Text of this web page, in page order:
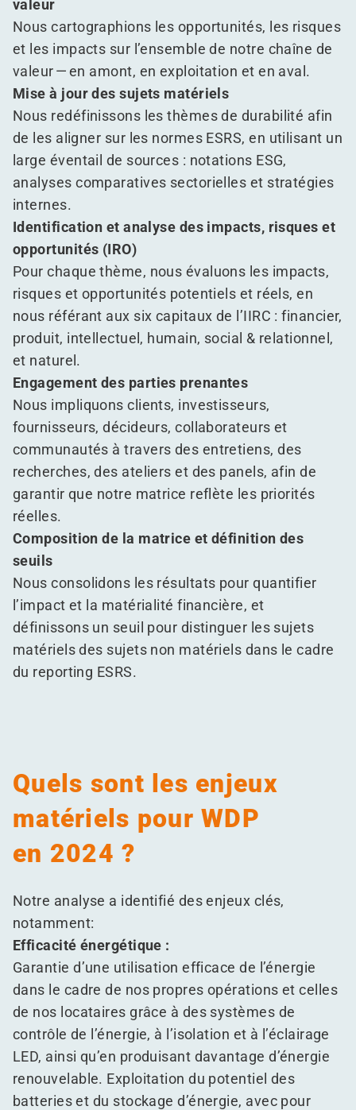
valeur
Nous cartographions les opportunités, les risques
et les impacts sur l’ensemble de notre chaîne de
valeur — en amont, en exploitation et en aval.
Mise à jour des sujets matériels
Nous redéfinissons les thèmes de durabilité afin
de les aligner sur les normes ESRS, en utilisant un
large éventail de sources : notations ESG,
analyses comparatives sectorielles et stratégies
internes.
Identification et analyse des impacts, risques et
opportunités (IRO)
Pour chaque thème, nous évaluons les impacts,
risques et opportunités potentiels et réels, en
nous référant aux six capitaux de l’IIRC : financier,
produit, intellectuel, humain, social & relationnel,
et naturel.
Engagement des parties prenantes
Nous impliquons clients, investisseurs,
fournisseurs, décideurs, collaborateurs et
communautés à travers des entretiens, des
recherches, des ateliers et des panels, afin de
garantir que notre matrice reflète les priorités
réelles.
Composition de la matrice et définition des
seuils
Nous consolidons les résultats pour quantifier
l’impact et la matérialité financière, et
définissons un seuil pour distinguer les sujets
matériels des sujets non matériels dans le cadre
du reporting ESRS.
Quels sont les enjeux
matériels pour WDP
en 2024 ?
Notre analyse a identifié des enjeux clés,
notamment:
Efficacité énergétique :
Garantie d’une utilisation efficace de l’énergie
dans le cadre de nos propres opérations et celles
de nos locataires grâce à des systèmes de
contrôle de l’énergie, à l’isolation et à l’éclairage
LED, ainsi qu’en produisant davantage d’énergie
renouvelable. Exploitation du potentiel des
batteries et du stockage d’énergie, avec pour